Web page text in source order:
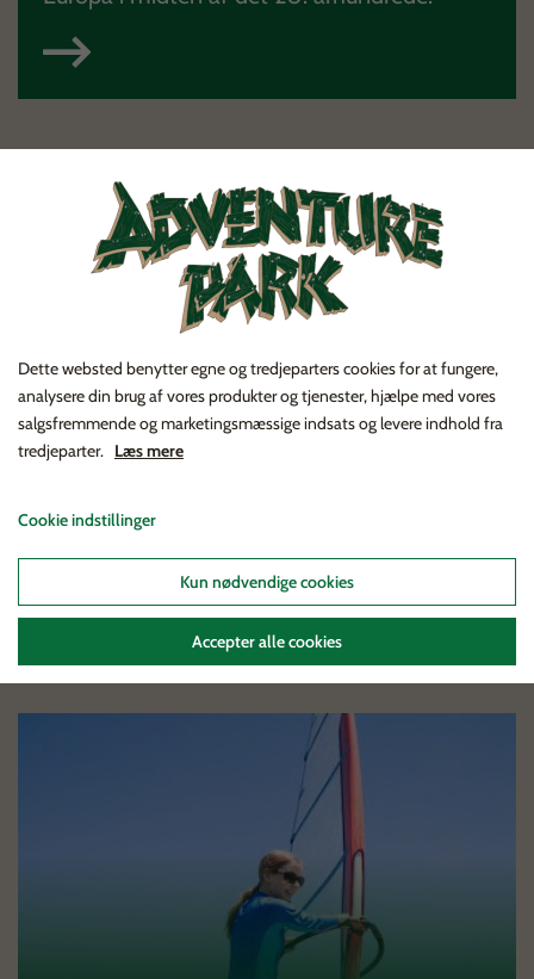
Generator Ringkøbing
spændende koncerter i det vestjyske, og find
hvilken artist der spiller på Generator.
Dette websted benytter egne og tredjeparters cookies for at fungere,
analysere din brug af vores produkter og tjenester, hjælpe med vores
salgsfremmende og marketingsmæssige indsats og levere indhold fra
tredjeparter. Læs mere
Cookie indstillinger
Kun nødvendige cookies
Accepter alle cookies